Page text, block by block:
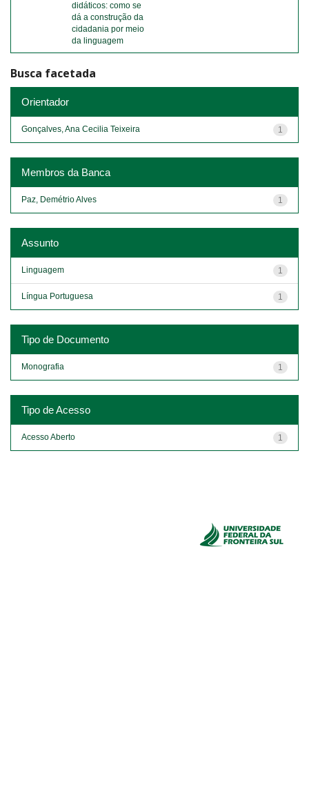
didáticos: como se
dá a construção da
cidadania por meio
da linguagem
Busca facetada
Orientador
1
Gonçalves, Ana Cecilia Teixeira
Membros da Banca
1
Paz, Demétrio Alves
Assunto
1
Linguagem
1
Língua Portuguesa
Tipo de Documento
1
Monografia
Tipo de Acesso
1
Acesso Aberto